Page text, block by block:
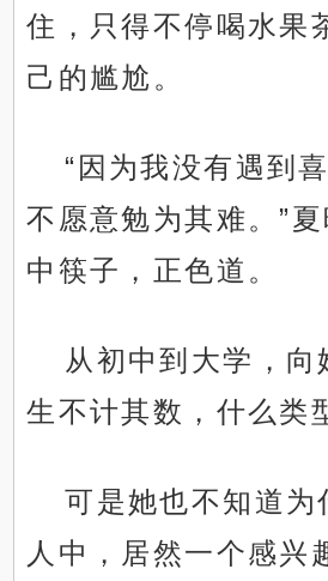
住，只得不停喝水果
己的尴尬。
“因为我没有遇到
不愿意勉为其难。”
中筷子，正色道。
从初中到大学，向
生不计其数，什么类
可是她也不知道为
人中，居然一个感兴